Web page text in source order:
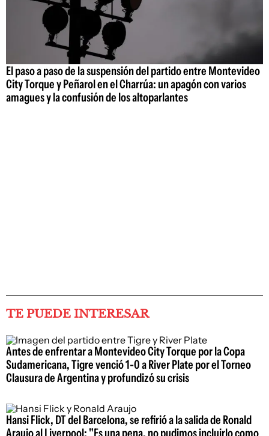
El paso a paso de la suspensión del partido entre Montevideo
City Torque y Peñarol en el Charrúa: un apagón con varios
amagues y la confusión de los altoparlantes
TE PUEDE INTERESAR
Antes de enfrentar a Montevideo City Torque por la Copa
Sudamericana, Tigre venció 1-0 a River Plate por el Torneo
Clausura de Argentina y profundizó su crisis
Hansi Flick, DT del Barcelona, se refirió a la salida de Ronald
Araujo al Liverpool: "Es una pena, no pudimos incluirlo como